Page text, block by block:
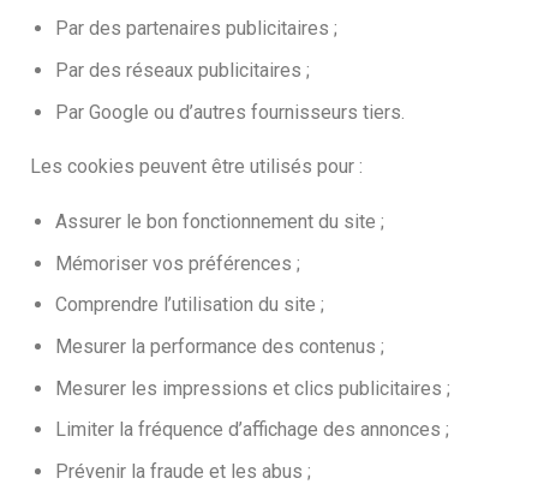
Par des partenaires publicitaires ;
Par des réseaux publicitaires ;
Par Google ou d’autres fournisseurs tiers.
Les cookies peuvent être utilisés pour :
Assurer le bon fonctionnement du site ;
Mémoriser vos préférences ;
Comprendre l’utilisation du site ;
Mesurer la performance des contenus ;
Mesurer les impressions et clics publicitaires ;
Limiter la fréquence d’affichage des annonces ;
Prévenir la fraude et les abus ;